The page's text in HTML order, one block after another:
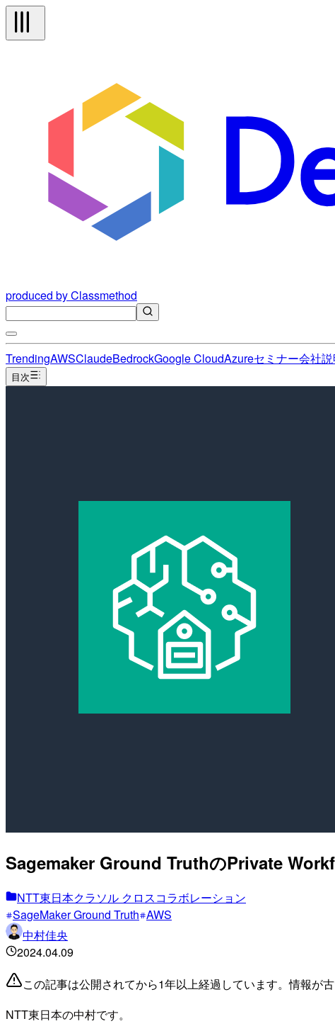
produced by Classmethod
TrendingAWSClaudeBedrockGoogle CloudAzureセミナー会社
目次
Sagemaker Ground TruthのPrivate
NTT東日本クラソル クロスコラボレーション
SageMaker Ground Truth AWS
中村佳央
2024.04.09
この記事は公開されてから1年以上経過しています。情報が
NTT東日本の中村です。